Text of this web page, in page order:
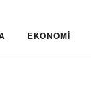
EKONOMİ